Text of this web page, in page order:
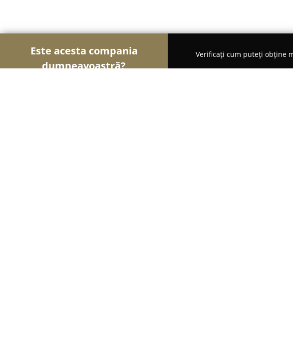
Este acesta compania
dumneavoastră?
Verificați cum puteți obține